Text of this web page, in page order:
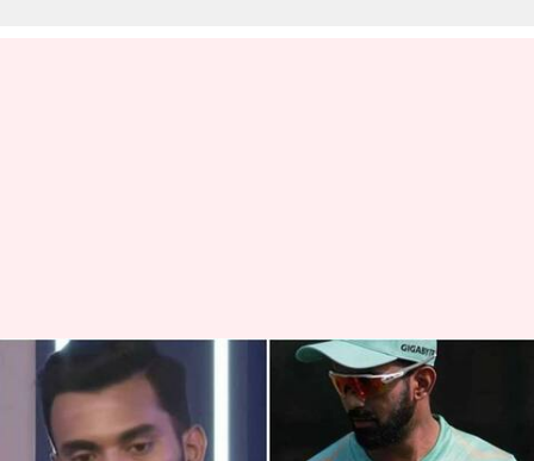
"ஸ்ட்ரைக் ரேட்டை பெருசா
எடுத்துக்காதீங்க" :
கே.எல்.ராகுல் அட்வைஸ்